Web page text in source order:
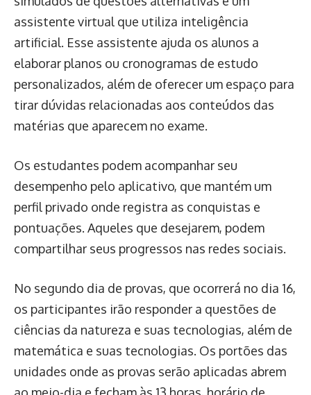
assistente virtual que utiliza inteligência
artificial. Esse assistente ajuda os alunos a
elaborar planos ou cronogramas de estudo
personalizados, além de oferecer um espaço para
tirar dúvidas relacionadas aos conteúdos das
matérias que aparecem no exame.
Os estudantes podem acompanhar seu
desempenho pelo aplicativo, que mantém um
perfil privado onde registra as conquistas e
pontuações. Aqueles que desejarem, podem
compartilhar seus progressos nas redes sociais.
No segundo dia de provas, que ocorrerá no dia 16,
os participantes irão responder a questões de
ciências da natureza e suas tecnologias, além de
matemática e suas tecnologias. Os portões das
unidades onde as provas serão aplicadas abrem